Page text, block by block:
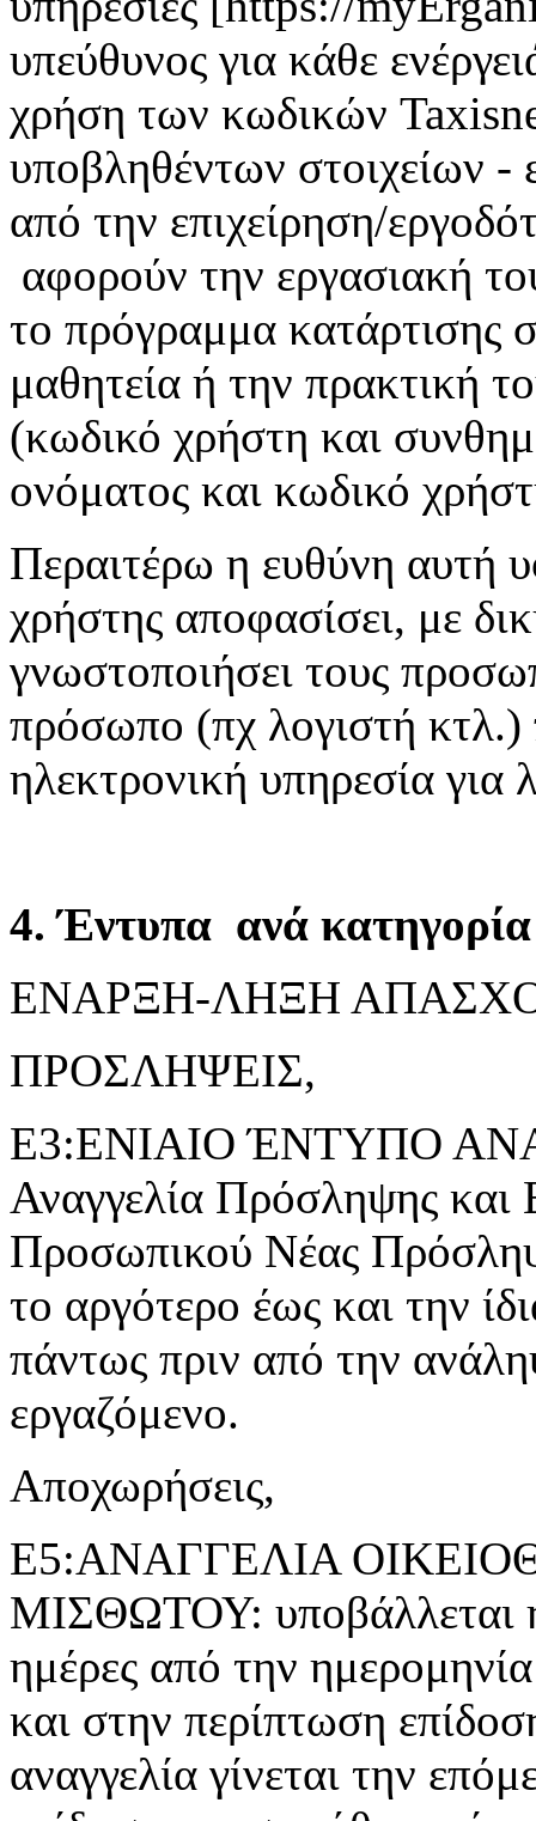
υπεύθυνος για κάθε
χρήση των κωδικών
υποβληθέντων στοιχείων -
από την επιχείρηση/
αφορούν την εργασιακή
το πρόγραμμα κατάρτισης
μαθητεία ή την πρακτική
(κωδικό χρήστη και
ονόματος και κωδικό
Περαιτέρω η ευθύνη αυτή
χρήστης αποφασίσει, με
γνωστοποιήσει τους
πρόσωπο (πχ λογιστή κτλ.)
ηλεκτρονική υπηρεσία για
4. Έντυπα ανά κατηγορία
ΕΝΑΡΞΗ-ΛΗΞΗ
ΠΡΟΣΛΗΨΕΙΣ,
Ε3:ΕΝΙΑΙΟ ΈΝΤΥΠΟ
Αναγγελία Πρόσληψης
Προσωπικού Νέας
το αργότερο έως και την
πάντως πριν από την
εργαζόμενο.
Αποχωρήσεις,
Ε5:ΑΝΑΓΓΕΛΙΑ
ΜΙΣΘΩΤΟΥ: υποβάλλεται
ημέρες από την
και στην περίπτωση
αναγγελία γίνεται την